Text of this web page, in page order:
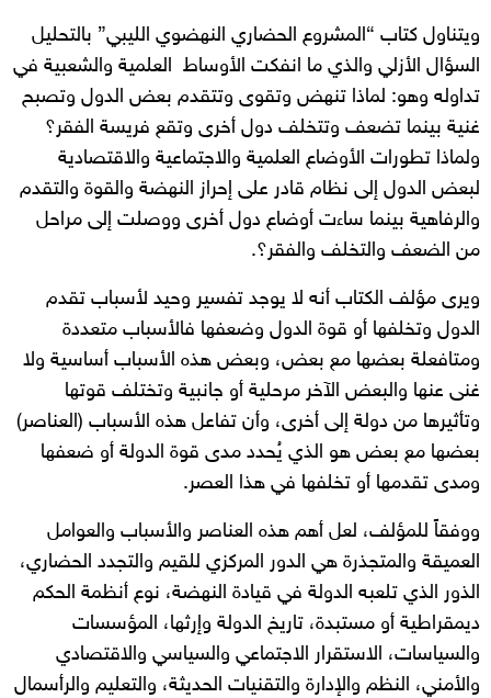
ويتناول كتاب “المشروع الحضاري النهضوي الليبي” بالتحليل
السؤال الأزلي والذي ما انفكت الأوساط العلمية والشعبية في
تداوله وهو: لماذا تنهض وتقوى وتتقدم بعض الدول وتصبح
غنية بينما تضعف وتتخلف دول أخرى وتقع فريسة الفقر؟
ولماذا تطورات الأوضاع العلمية والاجتماعية والاقتصادية
لبعض الدول إلى نظام قادر على إحراز النهضة والقوة والتقدم
والرفاهية بينما ساءت أوضاع دول أخرى ووصلت إلى مراحل
من الضعف والتخلف والفقر؟.
ويرى مؤلف الكتاب أنه لا يوجد تفسير وحيد لأسباب تقدم
الدول وتخلفها أو قوة الدول وضعفها فالأسباب متعددة
ومتافعلة بعضها مع بعض، وبعض هذه الأسباب أساسية ولا
غنى عنها والبعض الآخر مرحلية أو جانبية وتختلف قوتها
وتأثيرها من دولة إلى أخرى، وأن تفاعل هذه الأسباب (العناصر)
بعضها مع بعض هو الذي يُحدد مدى قوة الدولة أو ضعفها
ومدى تقدمها أو تخلفها في هذا العصر.
ووفقاً للمؤلف، لعل أهم هذه العناصر والأسباب والعوامل
العميقة والمتجذرة هي الدور المركزي للقيم والتجدد الحضاري،
الذور الذي تلعبه الدولة في قيادة النهضة، نوع أنظمة الحكم
ديمقراطية أو مستبدة، تاريخ الدولة وإرثها، المؤسسات
والسياسات، الاستقرار الاجتماعي والسياسي والاقتصادي
والأمني، النظم والإدارة والتقنيات الحديثة، والتعليم والرأسمال